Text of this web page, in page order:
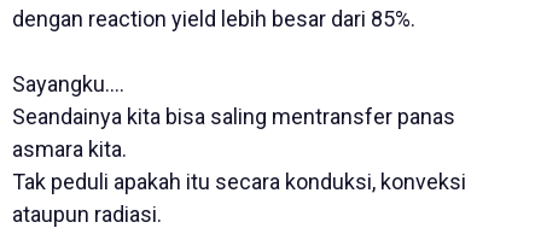
dengan reaction yield lebih besar dari 85%.
Sayangku....
Seandainya kita bisa saling mentransfer panas
asmara kita.
Tak peduli apakah itu secara konduksi, konveksi
ataupun radiasi.